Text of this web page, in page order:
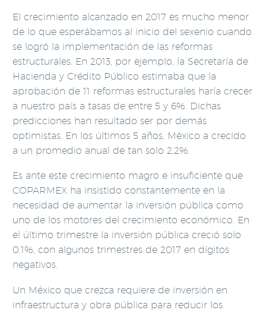
El crecimiento alcanzado en 2017 es mucho menor
de lo que esperábamos al inicio del sexenio cuando
se logró la implementación de las reformas
estructurales. En 2013, por ejemplo, la Secretaría de
Hacienda y Crédito Público estimaba que la
aprobación de 11 reformas estructurales haría crecer
a nuestro país a tasas de entre 5 y 6%. Dichas
predicciones han resultado ser por demás
optimistas. En los últimos 5 años, México a crecido
a un promedio anual de tan solo 2.2%.
Es ante este crecimiento magro e insuficiente que
COPARMEX ha insistido constantemente en la
necesidad de aumentar la inversión pública como
uno de los motores del crecimiento económico. En
el último trimestre la inversión pública creció solo
0.1%, con algunos trimestres de 2017 en dígitos
negativos.
Un México que crezca requiere de inversión en
infraestructura y obra pública para reducir los